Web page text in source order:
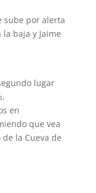
sube por alerta
baja y Jaime
lugar
en
que vea
la Cueva de